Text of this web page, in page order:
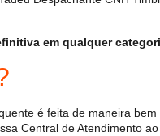
em qualquer
é feita de maneira
Central de Atendimento